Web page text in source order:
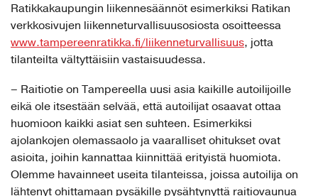
Ratikkakaupungin liikennesäännöt esimerkiksi Ratikan
verkkosivujen liikenneturvallisuusosiosta osoitteessa
www.tampereenratikka.fi/liikenneturvallisuus, jotta
tilanteilta vältyttäisiin vastaisuudessa.
– Raitiotie on Tampereella uusi asia kaikille autoilijoille
eikä ole itsestään selvää, että autoilijat osaavat ottaa
huomioon kaikki asiat sen suhteen. Esimerkiksi
ajolankojen olemassaolo ja vaaralliset ohitukset ovat
asioita, joihin kannattaa kiinnittää erityistä huomiota.
Olemme havainneet useita tilanteissa, joissa autoilija on
lähtenyt ohittamaan pysäkille pysähtynyttä raitiovaunua